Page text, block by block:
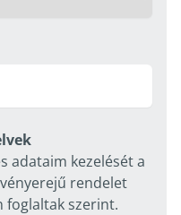
adataim kezelését a
rendelet
foglaltak szerint.